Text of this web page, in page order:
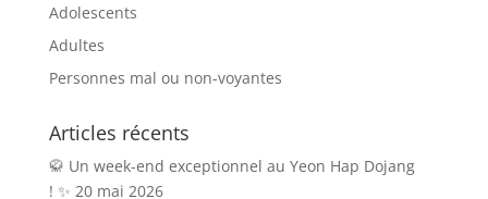
Adolescents
Adultes
Personnes mal ou non-voyantes
Articles récents
🥋 Un week-end exceptionnel au Yeon Hap Dojang
! ✨ 20 mai 2026